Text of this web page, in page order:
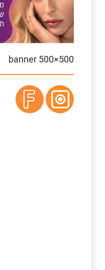
banner 500×500